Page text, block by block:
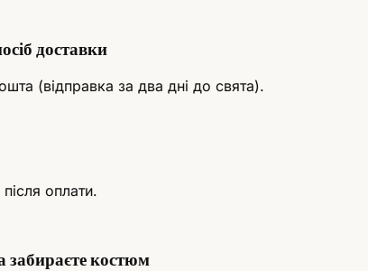
доставки
(відправка за два дні до свята).
оплати.
забираєте костюм